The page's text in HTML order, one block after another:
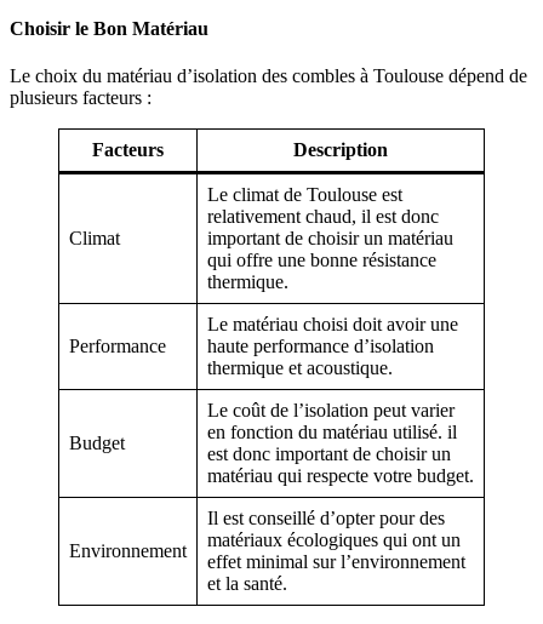
Choisir le Bon Matériau
Le choix du matériau d’isolation des combles à Toulouse dépend de
plusieurs facteurs :
Facteurs Description
Climat
Le climat de Toulouse est
relativement chaud, il est donc
important de choisir un matériau
qui offre une bonne résistance
thermique.
Performance
Le matériau choisi doit avoir une
haute performance d’isolation
thermique et acoustique.
Budget
Le coût de l’isolation peut varier
en fonction du matériau utilisé. il
est donc important de choisir un
matériau qui respecte votre budget.
Environnement
Il est conseillé d’opter pour des
matériaux écologiques qui ont un
effet minimal sur l’environnement
et la santé.